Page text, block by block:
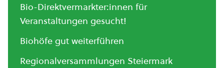
Bio-Direktvermarkter:innen für
Veranstaltungen gesucht!
Biohöfe gut weiterführen
Regionalversammlungen Steiermark